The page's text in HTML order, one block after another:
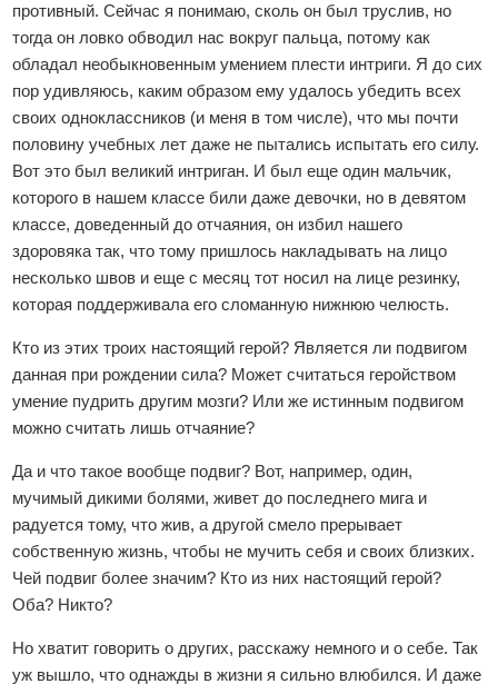
противный. Сейчас я понимаю, сколь он был труслив, но
тогда он ловко обводил нас вокруг пальца, потому как
обладал необыкновенным умением плести интриги. Я до сих
пор удивляюсь, каким образом ему удалось убедить всех
своих одноклассников (и меня в том числе), что мы почти
половину учебных лет даже не пытались испытать его силу.
Вот это был великий интриган. И был еще один мальчик,
которого в нашем классе били даже девочки, но в девятом
классе, доведенный до отчаяния, он избил нашего
здоровяка так, что тому пришлось накладывать на лицо
несколько швов и еще с месяц тот носил на лице резинку,
которая поддерживала его сломанную нижнюю челюсть.
Кто из этих троих настоящий герой? Является ли подвигом
данная при рождении сила? Может считаться геройством
умение пудрить другим мозги? Или же истинным подвигом
можно считать лишь отчаяние?
Да и что такое вообще подвиг? Вот, например, один,
мучимый дикими болями, живет до последнего мига и
радуется тому, что жив, а другой смело прерывает
собственную жизнь, чтобы не мучить себя и своих близких.
Чей подвиг более значим? Кто из них настоящий герой?
Оба? Никто?
Но хватит говорить о других, расскажу немного и о себе. Так
уж вышло, что однажды в жизни я сильно влюбился. И даже